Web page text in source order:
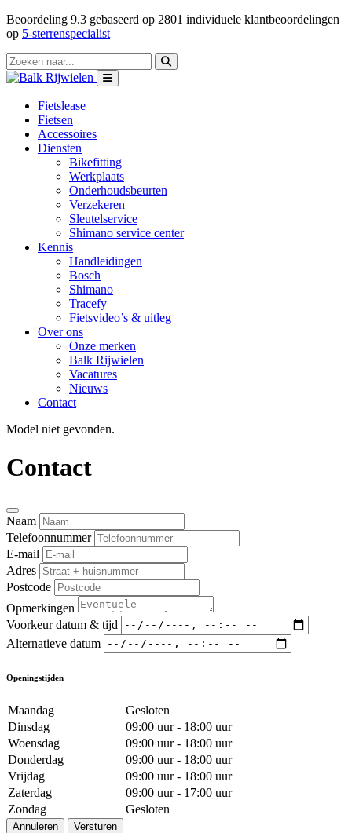
Beoordeling 9.3 gebaseerd op 2801 individuele klantbeoordelingen
op 5-sterrenspecialist
Fietslease
Fietsen
Accessoires
Diensten
Bikefitting
Werkplaats
Onderhoudsbeurten
Verzekeren
Sleutelservice
Shimano service center
Kennis
Handleidingen
Bosch
Shimano
Tracefy
Fietsvideo’s & uitleg
Over ons
Onze merken
Balk Rijwielen
Vacatures
Nieuws
Contact
Model niet gevonden.
Contact
Naam
Telefoonnummer
E-mail
Adres
Postcode
Opmerkingen
Voorkeur datum & tijd
Alternatieve datum
Openingstijden
Maandag
Gesloten
Dinsdag
09:00 uur - 18:00 uur
Woensdag
09:00 uur - 18:00 uur
Donderdag
09:00 uur - 18:00 uur
Vrijdag
09:00 uur - 18:00 uur
Zaterdag
09:00 uur - 17:00 uur
Zondag
Gesloten
Annuleren Versturen